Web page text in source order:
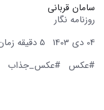
سامان قربانی
روزنامه نگار
04 دی 1403
5 دقیقه زمان مطالعه
#عکس
#عکس_جذاب